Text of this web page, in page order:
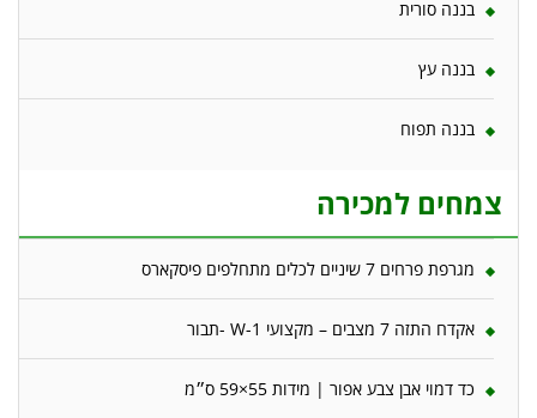
בננה סורית
בננה עץ
בננה תפוח
צמחים למכירה
מגרפת פרחים 7 שיניים לכלים מתחלפים פיסקארס
אקדח התזה 7 מצבים – מקצועי W-1 -תבור
כד דמוי אבן צבע אפור | מידות 55×59 ס״מ